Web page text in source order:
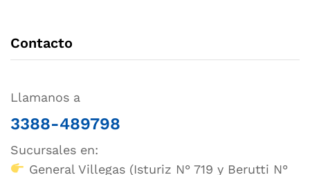
Contacto
Llamanos a
3388-489798
Sucursales en:
General Villegas (Isturiz N° 719 y Berutti N°